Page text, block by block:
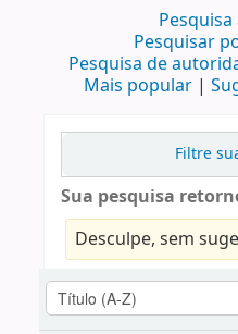
Pesquisar
Pesquisa de
Mais popular
Filtre
Sua pesquisa
Desculpe, sem